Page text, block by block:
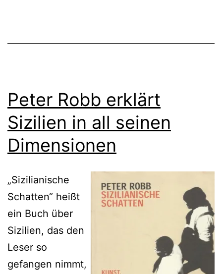
Peter Robb erklärt
Sizilien in all seinen
Dimensionen
„Sizilianische
Schatten“ heißt
ein Buch über
Sizilien, das den
Leser so
gefangen nimmt,